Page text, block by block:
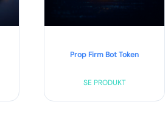
Prop Firm Bot Token
SE PRODUKT